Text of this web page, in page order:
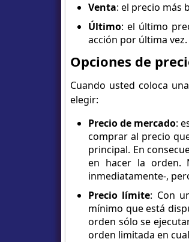
Venta: el precio más
Último: el último
acción por última vez.
Opciones de
Cuando usted coloca
elegir:
Precio de mercado:
comprar al precio
principal. En
en hacer la orden.
inmediatamente-,
Precio límite: Con
mínimo que está
orden sólo se
orden limitada en